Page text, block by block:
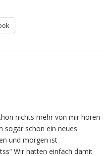
nichts mehr von mir hören
sogar schon ein neues
und morgen ist
Wir hatten einfach damit